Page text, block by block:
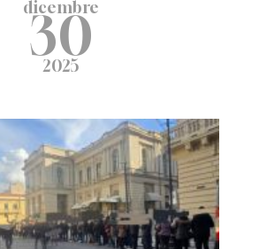
dicembre
30
2025